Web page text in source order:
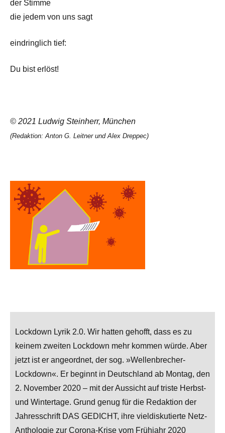
der Stimme
die jedem von uns sagt
eindringlich tief:
Du bist erlöst!
© 2021 Ludwig Steinherr, München
(Redaktion: Anton G. Leitner und Alex Dreppec)
Lockdown Lyrik 2.0. Wir hatten gehofft, dass es zu
keinem zweiten Lockdown mehr kommen würde. Aber
jetzt ist er angeordnet, der sog. »Wellenbrecher-
Lockdown«. Er beginnt in Deutschland ab Montag, den
2. November 2020 – mit der Aussicht auf triste Herbst-
und Wintertage. Grund genug für die Redaktion der
Jahresschrift DAS GEDICHT, ihre vieldiskutierte Netz-
Anthologie zur Corona-Krise vom Frühjahr 2020